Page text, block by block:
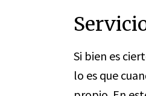
Si bien es
lo es que